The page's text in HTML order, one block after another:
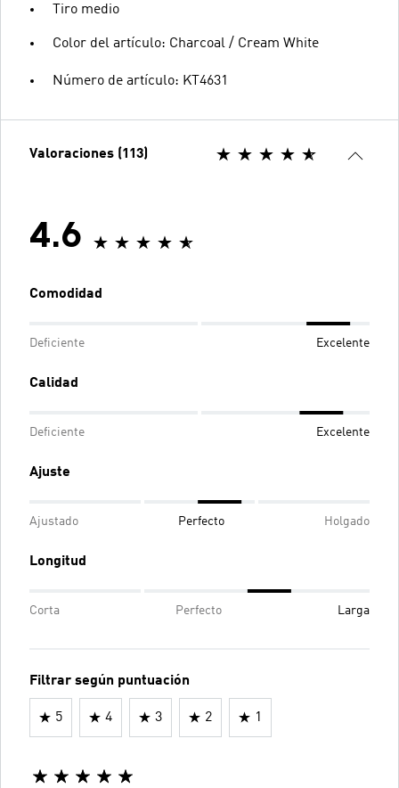
Tiro medio
Color del artículo: Charcoal / Cream White
Número de artículo: KT4631
Valoraciones (113)
4.6
Comodidad
Deficiente Excelente
Calidad
Deficiente Excelente
Ajuste
Ajustado Perfecto Holgado
Longitud
Corta Perfecto Larga
Filtrar según puntuación
5 4 3 2 1